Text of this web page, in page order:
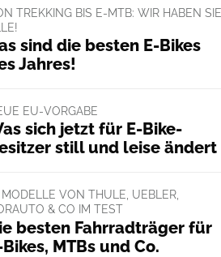
TREKKING BIS E-MTB: WIR HABEN SIE
sind die besten E-Bikes
Jahres!
EU-VORGABE
sich jetzt für E-Bike-
still und leise ändert
MODELLE VON THULE, UEBLER,
& CO IM TEST
besten Fahrradträger für
Bikes, MTBs und Co.